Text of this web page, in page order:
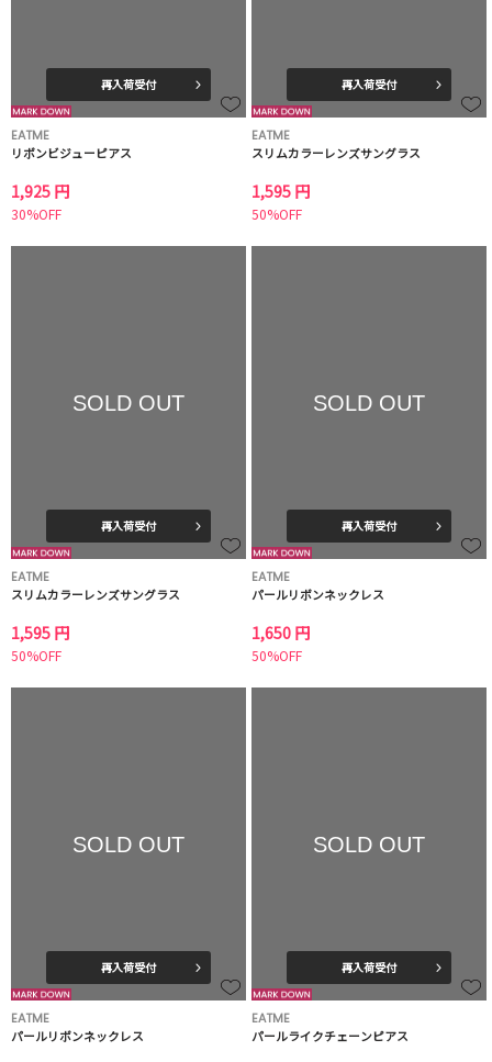
再入荷受付
EATME
リボンビジューピアス
1,925 円
30%OFF
再入荷受付
EATME
スリムカラーレンズサングラス
1,595 円
50%OFF
SOLD OUT
再入荷受付
EATME
スリムカラーレンズサングラス
1,595 円
50%OFF
SOLD OUT
再入荷受付
EATME
パールリボンネックレス
1,650 円
50%OFF
SOLD OUT
再入荷受付
EATME
パールリボンネックレス
SOLD OUT
再入荷受付
EATME
パールライクチェーンピアス